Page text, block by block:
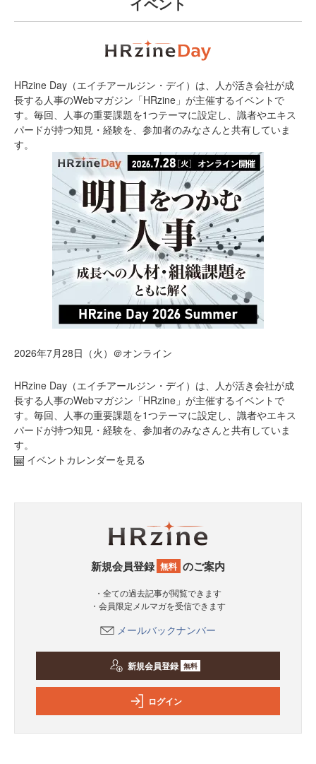
HRzine Day（エイチアールジン・デイ）は、人が活き会社が成
長する人事のWebマガジン「HRzine」が主催するイベントで
す。毎回、人事の重要課題を1つテーマに設定し、識者やエキス
パードが持つ知見・経験を、参加者のみなさんと共有していま
す。
2026年7月28日（火）＠オンライン
HRzine Day（エイチアールジン・デイ）は、人が活き会社が成
長する人事のWebマガジン「HRzine」が主催するイベントで
す。毎回、人事の重要課題を1つテーマに設定し、識者やエキス
パードが持つ知見・経験を、参加者のみなさんと共有していま
す。
イベントカレンダーを見る
新規会員登録 無料 のご案内
・全ての過去記事が閲覧できます
・会員限定メルマガを受信できます
メールバックナンバー
新規会員登録 無料
ログイン